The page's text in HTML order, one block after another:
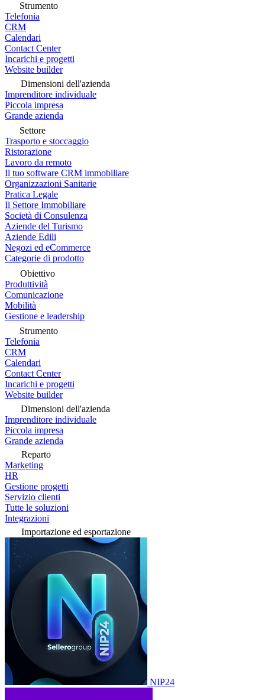
Strumento
Telefonia
CRM
Calendari
Contact Center
Incarichi e progetti
Website builder
Dimensioni dell'azienda
Imprenditore individuale
Piccola impresa
Grande azienda
Settore
Trasporto e stoccaggio
Ristorazione
Lavoro da remoto
Il tuo software CRM immobiliare
Organizzazioni Sanitarie
Pratica Legale
Il Settore Immobiliare
Società di Consulenza
Aziende del Turismo
Aziende Edili
Negozi ed eCommerce
Categorie di prodotto
Obiettivo
Produttività
Comunicazione
Mobilità
Gestione e leadership
Strumento
Telefonia
CRM
Calendari
Contact Center
Incarichi e progetti
Website builder
Dimensioni dell'azienda
Imprenditore individuale
Piccola impresa
Grande azienda
Reparto
Marketing
HR
Gestione progetti
Servizio clienti
Tutte le soluzioni
Integrazioni
Importazione ed esportazione
NIP24